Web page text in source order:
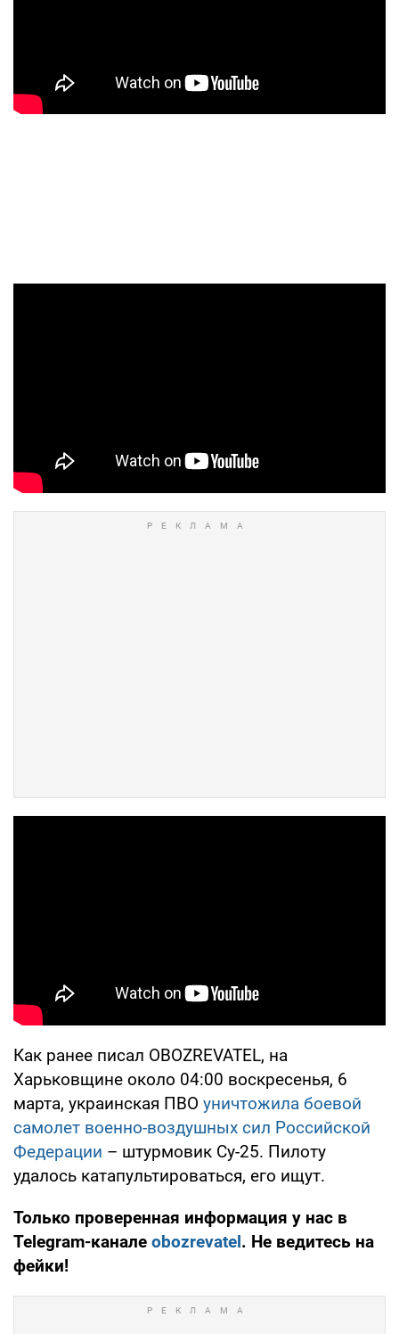
Как ранее писал OBOZREVATEL, на
Харьковщине около 04:00 воскресенья, 6
марта, украинская ПВО уничтожила боевой
самолет военно-воздушных сил Российской
Федерации – штурмовик Су-25. Пилоту
удалось катапультироваться, его ищут.
Только проверенная информация у нас в
Telegram-канале obozrevatel. Не ведитесь на
фейки!